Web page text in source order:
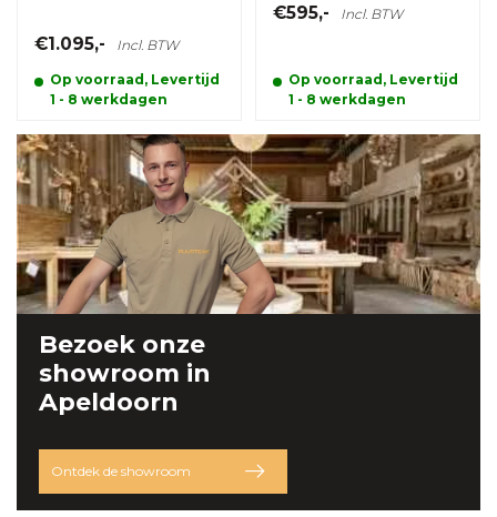
€1.095,- Incl. BTW
Op voorraad, Levertijd
1 - 8 werkdagen
€595,- Incl. BTW
Op voorraad, Levertijd
1 - 8 werkdagen
Bezoek onze
showroom in
Apeldoorn
Ontdek de showroom